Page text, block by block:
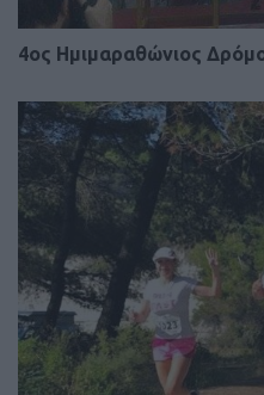
4ος Ημιμαραθώνιος